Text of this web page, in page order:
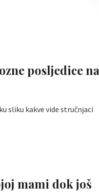
posljedice na
sliku kakve vide stručnjaci
mami dok još